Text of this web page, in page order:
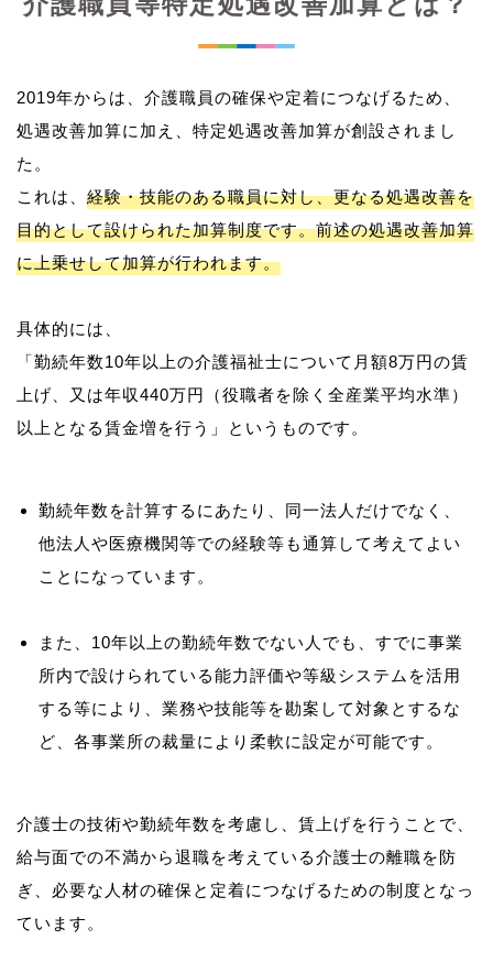
2019年からは、介護職員の確保や定着につなげるため、
処遇改善加算に加え、特定処遇改善加算が創設されまし
た。
これは、 経験・技能のある職員に対し、更なる処遇改善を
目的として設けられた加算制度です。前述の処遇改善加算
に上乗せして加算が行われます。
具体的には、
「勤続年数10年以上の介護福祉士について月額8万円の賃
上げ、又は年収440万円（役職者を除く全産業平均水準）
勤続年数を計算するにあたり、同一法人だけでなく、
他法人や医療機関等での経験等も通算して考えてよい
ことになっています。
また、10年以上の勤続年数でない人でも、すでに事業
所内で設けられている能力評価や等級システムを活用
する等により、業務や技能等を勘案して対象とするな
ど、各事業所の裁量により柔軟に設定が可能です。
介護士の技術や勤続年数を考慮し、賃上げを行うことで、
給与面での不満から退職を考えている介護士の離職を防
ぎ、必要な人材の確保と定着につなげるための制度となっ
ています。